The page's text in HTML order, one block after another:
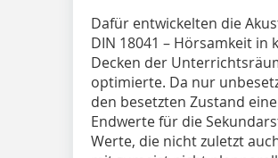
Dafür entwickelten die
DIN 18041 – Hörsamkeit
Decken der
optimierte. Da nur
den besetzten Zustand
Endwerte für die
Werte, die nicht zuletzt